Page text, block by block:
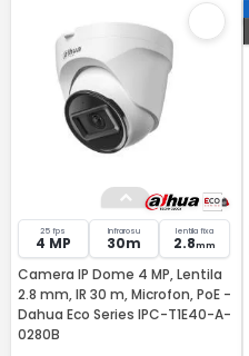
25 fps
4 MP
Infrarosu
30m
lentila fixa
2.8mm
Camera IP Dome 4 MP, Lentila
2.8 mm, IR 30 m, Microfon, PoE -
Dahua Eco Series IPC-T1E40-A-
0280B